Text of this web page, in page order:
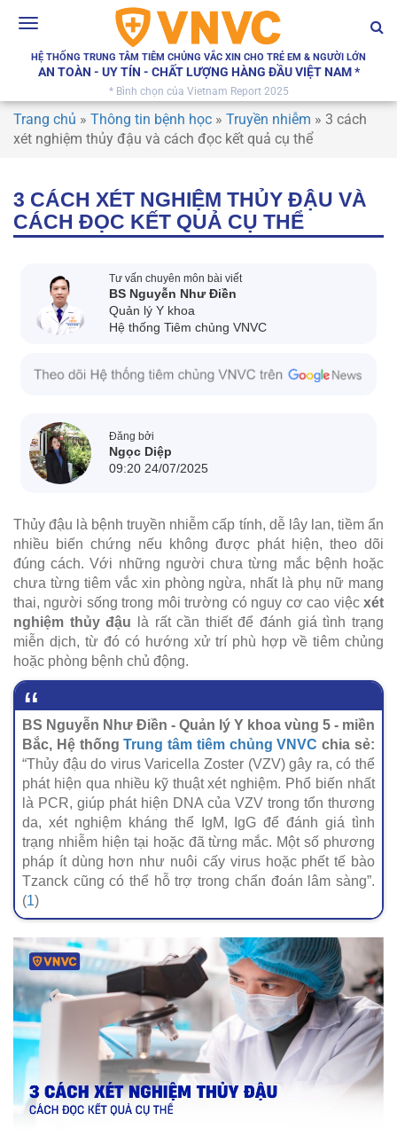
Toggle
HỆ THỐNG TRUNG TÂM TIÊM CHỦNG VẮC XIN CHO TRẺ EM & NGƯỜI LỚN
AN TOÀN - UY TÍN - CHẤT LƯỢNG HÀNG ĐẦU VIỆT NAM *
* Bình chọn của Vietnam Report 2025
Trang chủ » Thông tin bệnh học » Truyền nhiễm » 3 cách
xét nghiệm thủy đậu và cách đọc kết quả cụ thể
3 CÁCH XÉT NGHIỆM THỦY ĐẬU VÀ
CÁCH ĐỌC KẾT QUẢ CỤ THỂ
Tư vấn chuyên môn bài viết
BS Nguyễn Như Điền
Quản lý Y khoa
Hệ thống Tiêm chủng VNVC
Đăng bởi
Ngọc Diệp
09:20 24/07/2025
Thủy đậu là bệnh truyền nhiễm cấp tính, dễ lây lan, tiềm ẩn
nhiều biến chứng nếu không được phát hiện, theo dõi
đúng cách. Với những người chưa từng mắc bệnh hoặc
chưa từng tiêm vắc xin phòng ngừa, nhất là phụ nữ mang
thai, người sống trong môi trường có nguy cơ cao việc xét
nghiệm thủy đậu là rất cần thiết để đánh giá tình trạng
miễn dịch, từ đó có hướng xử trí phù hợp về tiêm chủng
hoặc phòng bệnh chủ động.
BS Nguyễn Như Điền - Quản lý Y khoa vùng 5 - miền
Bắc, Hệ thốngTrung tâm tiêm chủng VNVC chia sẻ:
“Thủy đậu do virus Varicella Zoster (VZV) gây ra, có thể
phát hiện qua nhiều kỹ thuật xét nghiệm. Phổ biến nhất
là PCR, giúp phát hiện DNA của VZV trong tổn thương
da, xét nghiệm kháng thể IgM, IgG để đánh giá tình
trạng nhiễm hiện tại hoặc đã từng mắc. Một số phương
pháp ít dùng hơn như nuôi cấy virus hoặc phết tế bào
Tzanck cũng có thể hỗ trợ trong chẩn đoán lâm sàng”.
(1)